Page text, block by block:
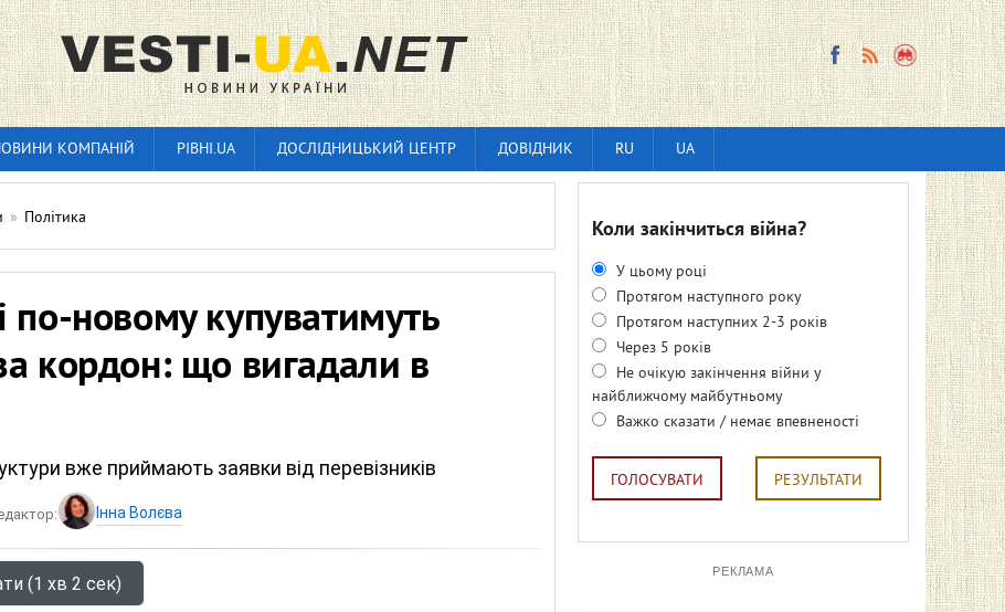
КОМПАНІЙ РІВНІ.UA ДОСЛІДНИЦЬКИЙ ЦЕНТР ДОВІДНИК RU UA
» Політика
по-новому купуватимуть
кордон: що вигадали в
вже приймають заявки від перевізників
Інна Волєва
(1 хв 2 сек)
Коли закінчиться війна?
У цьому році
Протягом наступного року
Протягом наступних 2-3 років
Через 5 років
Не очікую закінчення війни у
найближчому майбутньому
Важко сказати / немає впевненості
ГОЛОСУВАТИ РЕЗУЛЬТАТИ
РЕКЛАМА